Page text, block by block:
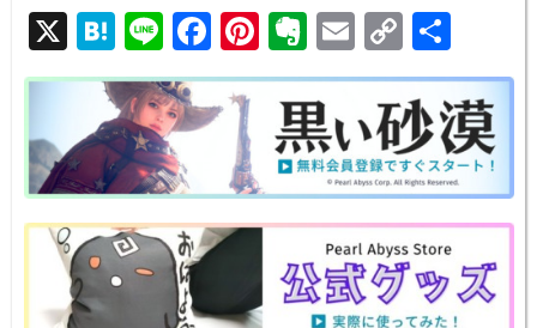
X H
at
e
n
a
Li
n
e
F
a
c
b
o
o
k
Pi
nt
er
e
st
E
v
er
n
ot
e
E
m
ail
C
o
p
y
Li
n
k
有